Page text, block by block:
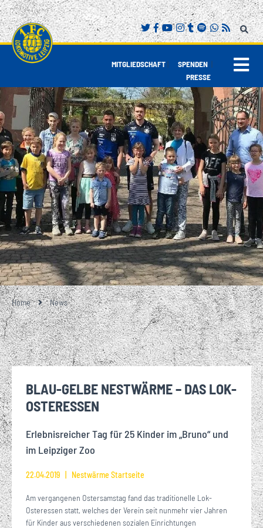
MITGLIEDSCHAFT| SPENDEN |
PRESSE
Home News
BLAU-GELBE NESTWÄRME – DAS LOK-
OSTERESSEN
Erlebnisreicher Tag für 25 Kinder im „Bruno“ und
im Leipziger Zoo
22.04.2019 Nestwärme Startseite
Am vergangenen Ostersamstag fand das traditionelle Lok-
Osteressen statt, welches der Verein seit nunmehr vier Jahren
für Kinder aus verschiedenen sozialen Einrichtungen